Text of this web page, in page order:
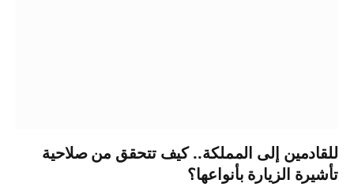
للقادمين إلى المملكة.. كيف تتحقق من صلاحية
تأشيرة الزيارة بأنواعها؟